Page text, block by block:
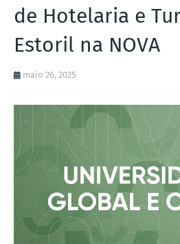
de Hotelaria e
Estoril na NOVA
maio 26, 2025